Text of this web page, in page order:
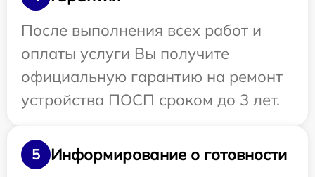
После выполнения всех работ и
оплаты услуги Вы получите
официальную гарантию на ремонт
устройства ПОСП сроком до 3 лет.
5
Информирование о готовности